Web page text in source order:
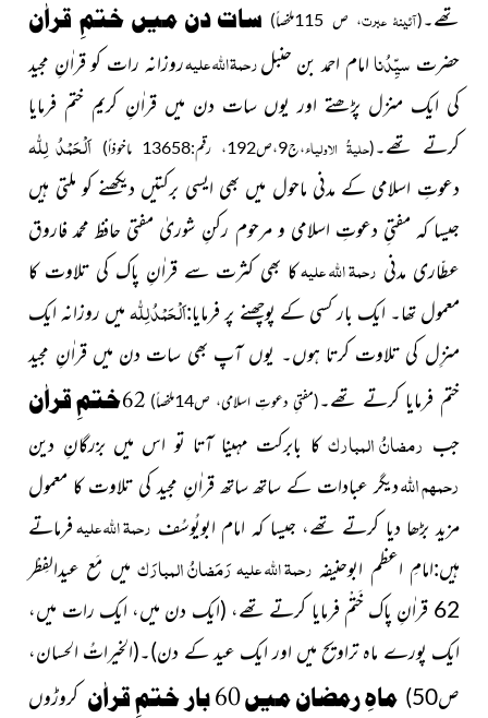
تھے۔(آئینۂ عبرت، ص 115ملخصاً) سات دن میں ختمِ قراٰن
حضرت سیِّدُنا امام احمد بن حنبلرحمۃ اللہ علیہروزانہ رات کو قراٰنِ مجید
کی ایک منزل پڑھتے اور یوں سات دن میں قراٰنِ کریم ختم فرمایا
کرتے تھے۔(حلیۃُ الاولیاء،ج9،ص192، رقم:13658 ماخوذاً) اَلْحَمْدُ لِلّٰہ
دعوتِ اسلامی کے مدنی ماحول میں بھی ایسی برکتیں دیکھنے کو ملتی ہیں
جیسا کہ مفتیِ دعوتِ اسلامی و مرحوم رکنِ شوریٰ مفتی حافظ محمد فاروق
عطّاری مدنی رحمۃ اللہ علیہکا بھی کثرت سے قراٰنِ پاک کی تلاوت کا
معمول تھا۔ ایک بار کسی کے پوچھنے پر فرمایا:اَلْحَمْدُ لِلّٰہ میں روزانہ ایک
منزِل کی تلاوت کرتا ہوں۔ یوں آپ بھی سات دن ميں قراٰنِ مجید
ختم فرمایا کرتے تھے۔(مفتیِ دعوتِ اسلامی، ص14ملخصاً) 62ختمِ قراٰن
جب رمضانُ المبارککا بابرکت مہینا آتا تو اس میں بزرگانِ دین
رحمہم اللہدیگر عبادات کے ساتھ ساتھ قراٰنِ مجید کی تلاوت کا معمول
مزید بڑھا دیا کرتے تھے، جیسا کہ امام ابویُوسُف رحمۃ اللہ علیہفرماتے
ہیں:امامِ اعظم ابوحنیفہ رحمۃ اللہ علیہرَمَضانُ المبارَک میں مَع عیدالفِطْر
62 قراٰنِ پاک خَتْم فرمایا کرتے تھے، (ایک دن میں، ایک رات میں،
ایک پورے ماہ تراویح میں اور ایک عید کے دن)۔(الخیراتُ الحسان،
ص50)
ماہِ رمضان میں 60 بار ختمِ قراٰن کروڑوں